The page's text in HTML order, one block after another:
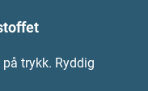
trykk. Ryddig